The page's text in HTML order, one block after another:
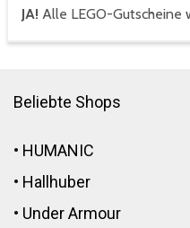
JA! Alle LEGO-Gutscheine
Beliebte Shops
• HUMANIC
• Hallhuber
• Under Armour